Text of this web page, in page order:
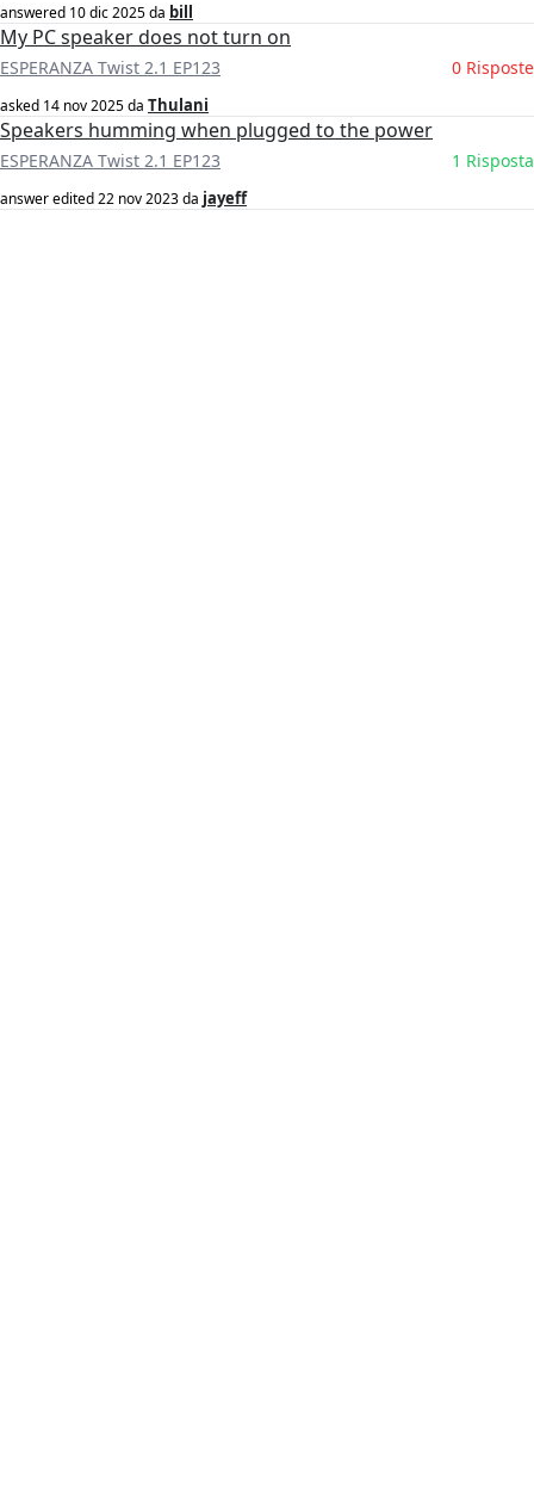
answered 10 dic 2025da bill
My PC speaker does not turn on
ESPERANZA Twist 2.1 EP123 0 Risposte
asked 14 nov 2025da Thulani
Speakers humming when plugged to the power
ESPERANZA Twist 2.1 EP123 1 Risposta
answer edited22 nov 2023da jayeff